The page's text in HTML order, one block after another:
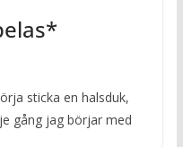
sticka en halsduk,
gång jag börjar med